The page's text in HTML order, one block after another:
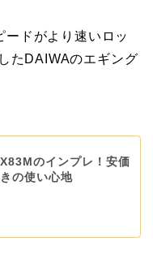
ードがより速いロッ
たDAIWAのエギング
のインプレ！安価
の使い心地